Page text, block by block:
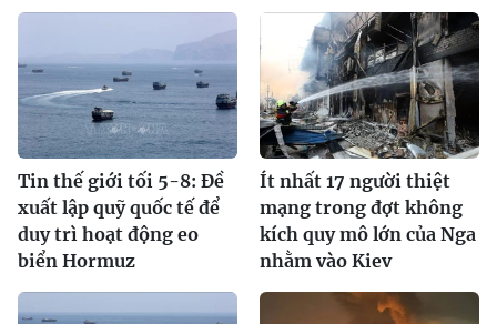
Tin thế giới tối 5-8: Đề
xuất lập quỹ quốc tế để
duy trì hoạt động eo
biển Hormuz
Ít nhất 17 người thiệt
mạng trong đợt không
kích quy mô lớn của Nga
nhằm vào Kiev